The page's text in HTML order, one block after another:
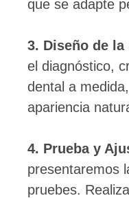
que se adapte
3. Diseño de
el diagnóstico,
dental a
apariencia
4. Prueba y
presentaremos
pruebes.